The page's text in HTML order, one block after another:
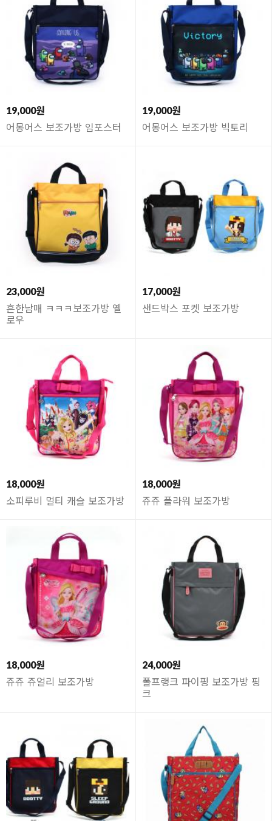
19,000원
어몽어스 보조가방 임포스터
19,000원
어몽어스 보조가방 빅토리
23,000원
흔한남매 ㅋㅋㅋ보조가방 옐
로우
17,000원
샌드박스 포켓 보조가방
18,000원
소피루비 멀티 캐슬 보조가방
18,000원
쥬쥬 플라워 보조가방
18,000원
쥬쥬 쥬얼리 보조가방
24,000원
폴프랭크 파이핑 보조가방 핑
크